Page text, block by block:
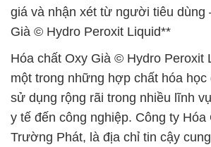
giá và nhận xét từ người tiêu dùng
Già © Hydro Peroxit Liquid**
Hóa chất Oxy Già © Hydro Peroxit
một trong những hợp chất hóa
sử dụng rộng rãi trong nhiều lĩnh
y tế đến công nghiệp. Công ty
Trường Phát, là địa chỉ tin cậy